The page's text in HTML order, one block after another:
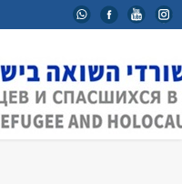
Белла. Интервью